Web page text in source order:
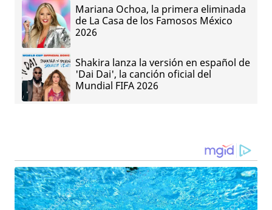
Mariana Ochoa, la primera eliminada
de La Casa de los Famosos México
2026
Shakira lanza la versión en español de
'Dai Dai', la canción oficial del
Mundial FIFA 2026